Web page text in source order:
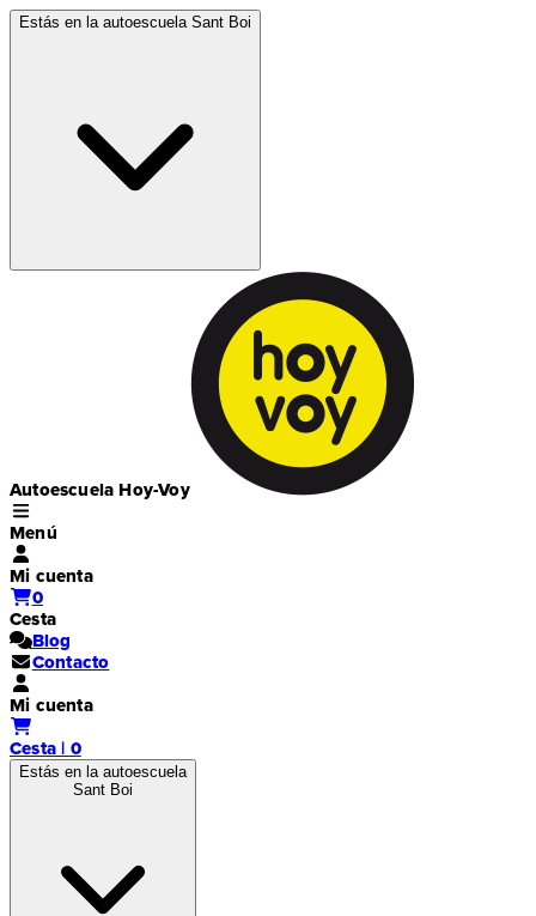
Estás en la autoescuela Sant Boi
Autoescuela Hoy-Voy
Menú
Mi cuenta
0
Cesta
Blog
Contacto
Mi cuenta
Cesta | 0
Estás en la autoescuela
Sant Boi